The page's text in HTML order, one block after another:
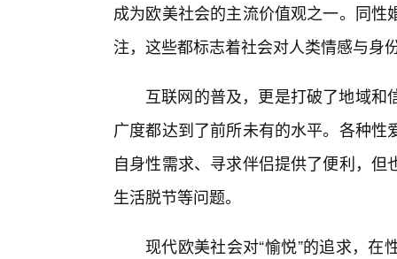
成为欧美社会的主流价值观之一。同
注，这些都标志着社会对人类情感与身
互联网的普及，更是打破了地域
广度都达到了前所未有的水平。各种
自身性需求、寻求伴侣提供了便利，
生活脱节等问题。
现代欧美社会对“愉悦”的追求，